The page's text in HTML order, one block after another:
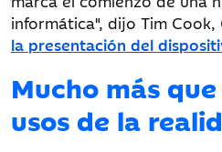
informática", dijo Tim Cook,
la presentación del
Mucho más
usos de la